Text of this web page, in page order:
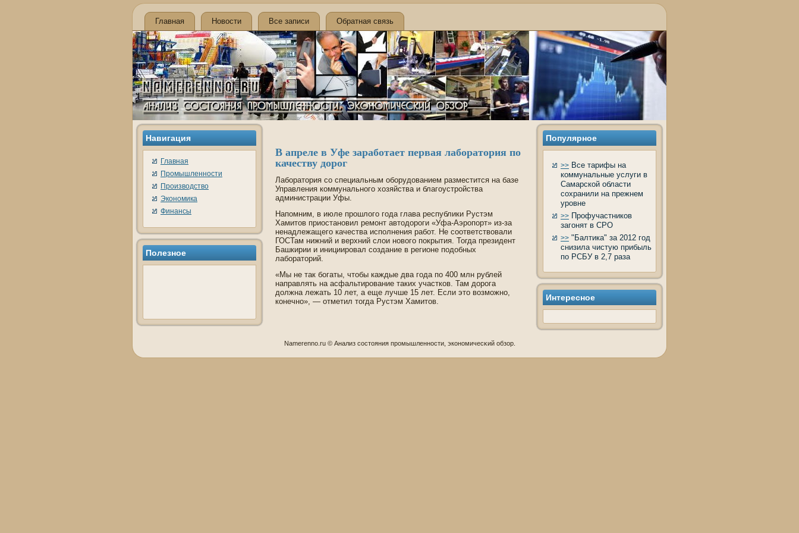
Главная Новости Все записи Обратная связь
Навигация
Главная
Промышленности
Производство
Экономика
Финансы
Полезное
В апреле в Уфе заработает первая лаборатория по
качеству дорог
Лаборатория со специальным оборудованием разместится на базе
Управления коммунального хозяйства и благоустройства
администрации Уфы.
Напомним, в июле прошлого года глава республики Рустэм
Хамитов приостановил ремонт автодороги «Уфа-Аэропорт» из-за
ненадлежащего качества исполнения работ. Не соотве­тствовали
ГОСТам нижний и ве­рхний слои нового покрытия. Тогда президе­нт
Башкирии и инициировал создание в регионе подобных
лабораторий.
«Мы не так богаты, чтобы каждые два года по 400 млн рублей
направлять на асфальтирование таких участков. Там дорога
должна лежать 10 лет, а еще лучше 15 лет. Если это возможно,
конечно», — отметил тогда Рустэм Хамитов.
Популярное
>> Все тарифы на
коммунальные услуги в
Самарской области
сохранили на прежнем
уровне
>> Профучастников
загонят в СРО
>> "Балтика" за 2012 год
снизила чистую прибыль
по РСБУ в 2,7 раза
Интересное
Namerenno.ru © Анализ сοстояния промышленности, экономичесκий обзор.